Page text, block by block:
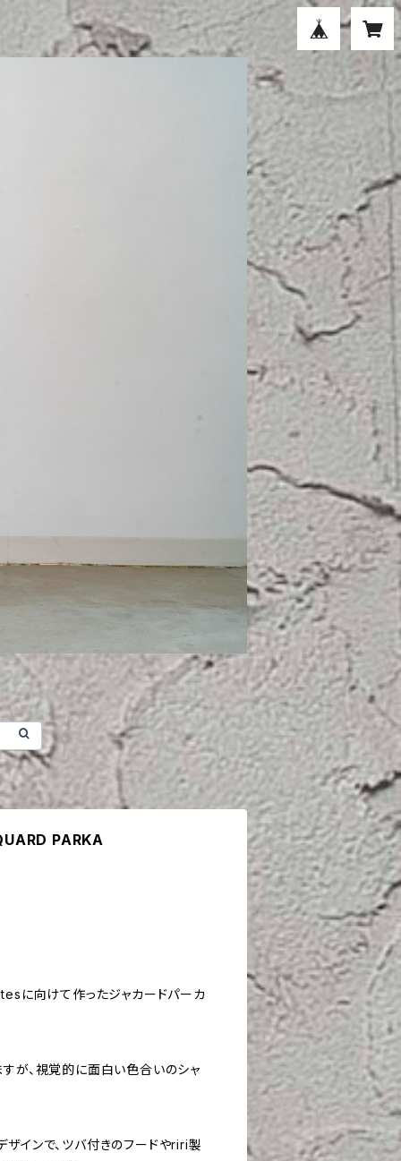
PARKA
に向けて作ったジャカードパーカ
が、視覚的に面白い色合いのシャ
インで、ツバ付きのフードやriri製